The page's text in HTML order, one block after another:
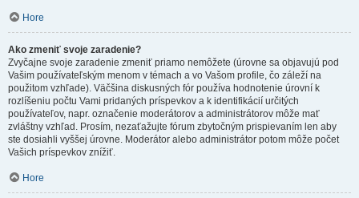
Hore
Ako zmeniť svoje zaradenie?
Zvyčajne svoje zaradenie zmeniť priamo nemôžete (úrovne sa objavujú pod
Vašim používateľským menom v témach a vo Vašom profile, čo záleží na
použitom vzhľade). Väčšina diskusných fór používa hodnotenie úrovní k
rozlíšeniu počtu Vami pridaných príspevkov a k identifikácií určitých
používateľov, napr. označenie moderátorov a administrátorov môže mať
zvláštny vzhľad. Prosím, nezaťažujte fórum zbytočným prispievaním len aby
ste dosiahli vyššej úrovne. Moderátor alebo administrátor potom môže počet
Vašich príspevkov znížiť.
Hore